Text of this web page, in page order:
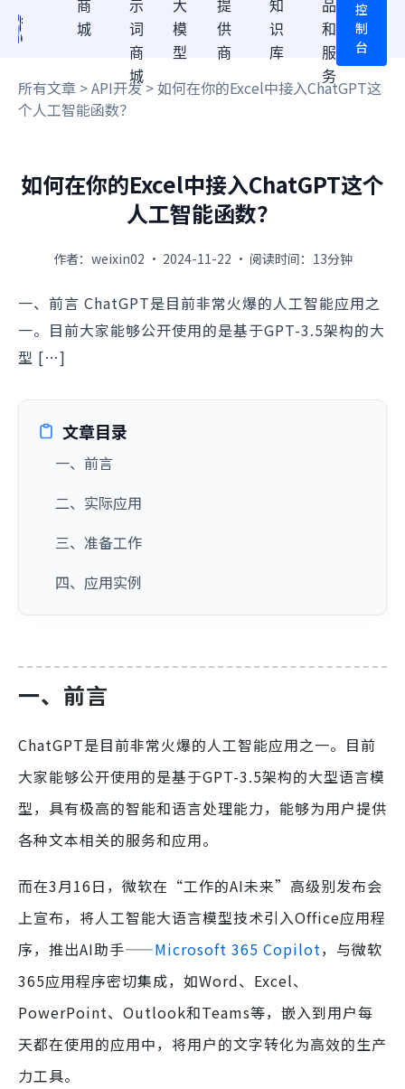
商
城
示
词
商
城
大
模
型
提
供
商
知
识
库
品
和
服
务
控
制
台
所有文章 >API开发> 如何在你的Excel中接入ChatGPT这
个人工智能函数？
如何在你的Excel中接入ChatGPT这个
人工智能函数？
作者：weixin02 · 2024-11-22 · 阅读时间：13分钟
一、前言 ChatGPT是目前非常火爆的人工智能应用之
一。目前大家能够公开使用的是基于GPT-3.5架构的大
型 […]
文章目录
一、前言
二、实际应用
三、准备工作
四、应用实例
一、前言
ChatGPT是目前非常火爆的人工智能应用之一。目前
大家能够公开使用的是基于GPT-3.5架构的大型语言模
型，具有极高的智能和语言处理能力，能够为用户提供
各种文本相关的服务和应用。
而在3月16日，微软在“工作的AI未来”高级别发布会
上宣布，将人工智能大语言模型技术引入Office应用程
序，推出AI助手——Microsoft 365 Copilot，与微软
365应用程序密切集成，如Word、Excel、
PowerPoint、Outlook和Teams等，嵌入到用户每
天都在使用的应用中，将用户的文字转化为高效的生产
力工具。